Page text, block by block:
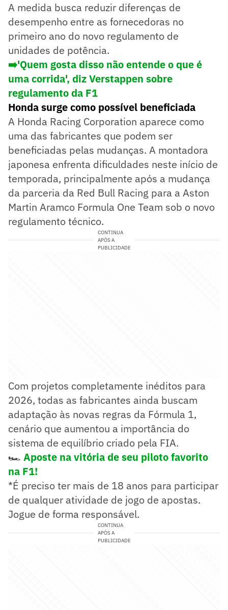
A medida busca reduzir diferenças de
desempenho entre as fornecedoras no
primeiro ano do novo regulamento de
unidades de potência.
➡️'Quem gosta disso não entende o que é
uma corrida', diz Verstappen sobre
regulamento da F1
Honda surge como possível beneficiada
A Honda Racing Corporation aparece como
uma das fabricantes que podem ser
beneficiadas pelas mudanças. A montadora
japonesa enfrenta dificuldades neste início de
temporada, principalmente após a mudança
da parceria da Red Bull Racing para a Aston
Martin Aramco Formula One Team sob o novo
regulamento técnico.
CONTINUA
APÓS A
PUBLICIDADE
Com projetos completamente inéditos para
2026, todas as fabricantes ainda buscam
adaptação às novas regras da Fórmula 1,
cenário que aumentou a importância do
sistema de equilíbrio criado pela FIA.
🏎️ Aposte na vitória de seu piloto favorito
na F1!
*É preciso ter mais de 18 anos para participar
de qualquer atividade de jogo de apostas.
Jogue de forma responsável.
CONTINUA
APÓS A
PUBLICIDADE